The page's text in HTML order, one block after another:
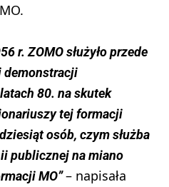
r. ZOMO służyło przede
demonstracji
80. na skutek
tej formacji
osób, czym służba
publicznej na miano
MO”– napisała